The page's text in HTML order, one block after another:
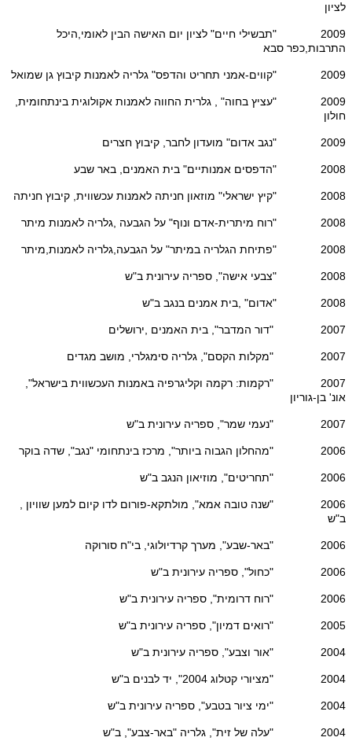
לציון
2009 "תבשילי חיים" לציון יום האישה הבין לאומי,היכל
התרבות,כפר סבא
2009 "קווים-אמני תחריט והדפס" גלריה לאמנות קיבוץ גן שמואל
2009 "עציץ בחוה" , גלרית החווה לאמנות אקולוגית בינתחומית,
חולון
2009 "נגב אדום" מועדון לחבר, קיבוץ חצרים
2008 "הדפסים אמנותיים" בית האמנים, באר שבע
2008 "קיץ ישראלי" מוזאון חניתה לאמנות עכשווית, קיבוץ חניתה
2008 "רוח מיתרית-אדם ונוף" על הגבעה ,גלריה לאמנות מיתר
2008 "פתיחת הגלריה במיתר" על הגבעה,גלריה לאמנות,מיתר
2008 "צבעי אישה", ספריה עירונית ב"ש
2008 "אדום" ,בית אמנים בנגב ב"ש
2007 "דור המדבר", בית האמנים ,ירושלים
2007 "מקלות הקסם", גלריה סימגלרי, מושב מגדים
2007 "רקמות: רקמה וקליגרפיה באמנות העכשווית בישראל",
אונ' בן-גוריון
2007 "נעמי שמר", ספריה עירונית ב"ש
2006 "מהחלון הגבוה ביותר", מרכז בינתחומי "נגב", שדה בוקר
2006 "תחריטים", מוזיאון הנגב ב"ש
2006 "שנה טובה אמא", מולתקא-פורום לדו קיום למען שוויון ,
ב"ש
2006 "באר-שבע", מערך קרדיולוגי, בי"ח סורוקה
2006 "כחול", ספריה עירונית ב"ש
2006 "רוח דרומית", ספריה עירונית ב"ש
2005 "רואים דמיון", ספריה עירונית ב"ש
2004 "אור וצבע", ספריה עירונית ב"ש
2004 "מציורי קטלוג 2004", יד לבנים ב"ש
2004 "ימי ציור בטבע", ספריה עירונית ב"ש
2004 "עלה של זית", גלריה "באר-צבע", ב"ש